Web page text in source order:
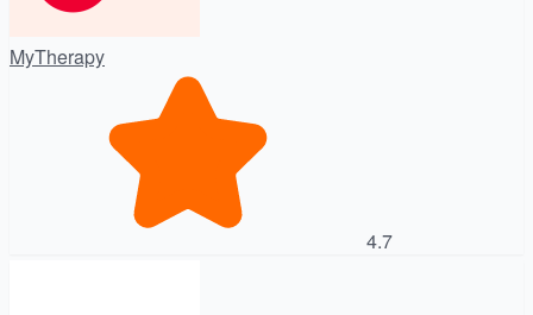
MyTherapy
4.7